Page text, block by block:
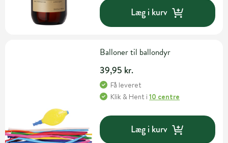
Læg i kurv
Balloner til ballondyr
39,95 kr.
Få leveret
Klik & Hent i10 centre
Læg i kurv